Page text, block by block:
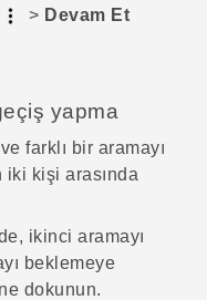
> Devam Et
yapma
farklı bir aramayı
kişi arasında
ikinci aramayı
beklemeye
dokunun.